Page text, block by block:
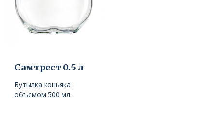
Самтрест 0.5 л
Бутылка коньяка
объемом 500 мл.